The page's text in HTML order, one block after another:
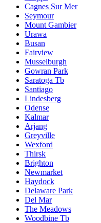
Cagnes Sur Mer
Seymour
Mount Gambier
Urawa
Busan
Fairview
Musselburgh
Gowran Park
Saratoga Tb
Santiago
Lindesberg
Odense
Kalmar
Arjang
Greyville
Wexford
Thirsk
Brighton
Newmarket
Haydock
Delaware Park
Del Mar
The Meadows
Woodbine Tb